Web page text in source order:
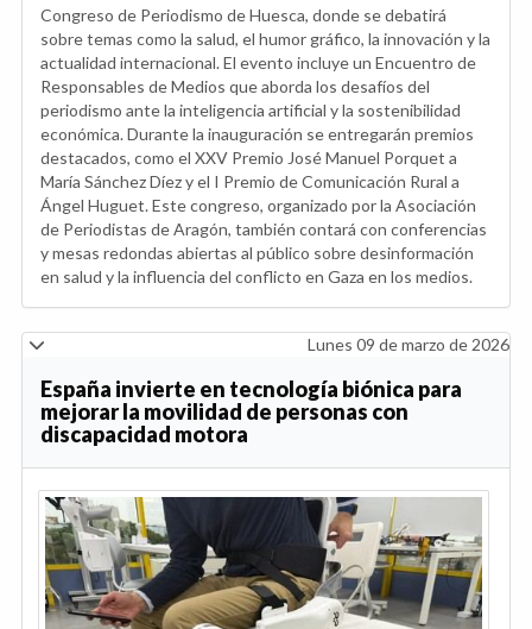
Congreso de Periodismo de Huesca, donde se debatirá
sobre temas como la salud, el humor gráfico, la innovación y la
actualidad internacional. El evento incluye un Encuentro de
Responsables de Medios que aborda los desafíos del
periodismo ante la inteligencia artificial y la sostenibilidad
económica. Durante la inauguración se entregarán premios
destacados, como el XXV Premio José Manuel Porquet a
María Sánchez Díez y el I Premio de Comunicación Rural a
Ángel Huguet. Este congreso, organizado por la Asociación
de Periodistas de Aragón, también contará con conferencias
y mesas redondas abiertas al público sobre desinformación
en salud y la influencia del conflicto en Gaza en los medios.
Lunes 09 de marzo de 2026
España invierte en tecnología biónica para
mejorar la movilidad de personas con
discapacidad motora